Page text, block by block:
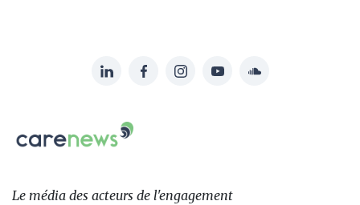
sur:
LinkedInFacebookInstagramYouTubeSoundcloud
Carenews,
Le
des
Le média des acteurs de l'engagement